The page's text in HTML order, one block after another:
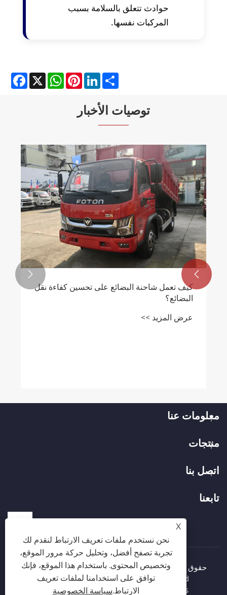
حوادث تتعلق بالسلامة بسبب
المركبات نفسها.
X
WhatsAppPinterestLinkedInShare
توصيات الأخبار
كيف تعمل شاحنة البضائع على تحسين كفاءة نقل
البضائع؟
عرض المزيد >>


معلومات عنا
منتجات
اتصل بنا
تابعنا
حقوق الطبع والنشر © 2026 شركة Hubei Runli Special
Automobile Co., Ltd. جميع الحقوق محفوظة.
Links
Sitemap
RSS
XMLسياسة الخصوصية
X
نحن نستخدم ملفات تعريف الارتباط لنقدم لك
تجربة تصفح أفضل، وتحليل حركة مرور الموقع،
وتخصيص المحتوى. باستخدام هذا الموقع، فإنك
توافق على استخدامنا لملفات تعريف
الارتباط.سياسة الخصوصية